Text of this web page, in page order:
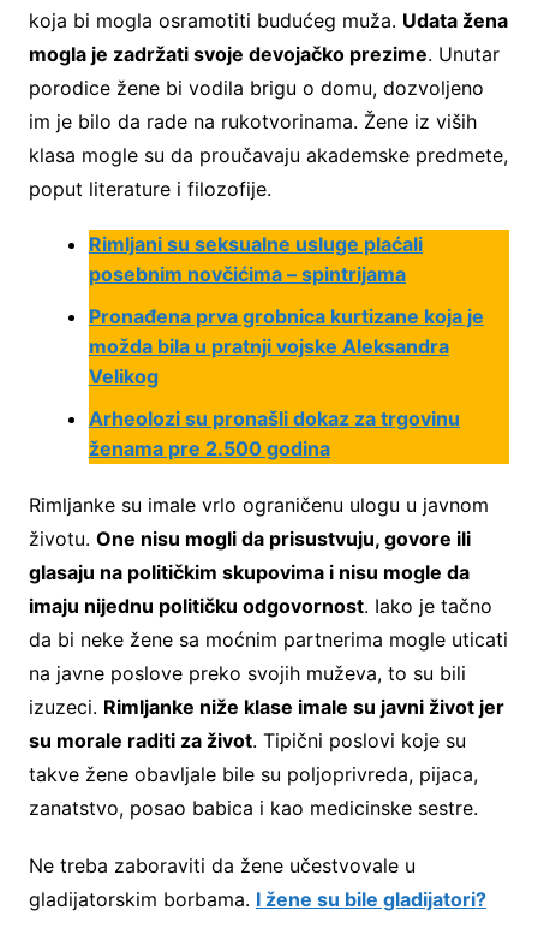
koja bi mogla osramotiti budućeg muža. Udata žena
mogla je zadržati svoje devojačko prezime. Unutar
porodice žene bi vodila brigu o domu, dozvoljeno
im je bilo da rade na rukotvorinama. Žene iz viših
klasa mogle su da proučavaju akademske predmete,
poput literature i filozofije.
Rimljani su seksualne usluge plaćali
posebnim novčićima – spintrijama
Pronađena prva grobnica kurtizane koja je
možda bila u pratnji vojske Aleksandra
Velikog
Arheolozi su pronašli dokaz za trgovinu
ženama pre 2.500 godina
Rimljanke su imale vrlo ograničenu ulogu u javnom
životu. One nisu mogli da prisustvuju, govore ili
glasaju na političkim skupovima i nisu mogle da
imaju nijednu političku odgovornost. Iako je tačno
da bi neke žene sa moćnim partnerima mogle uticati
na javne poslove preko svojih muževa, to su bili
izuzeci. Rimljanke niže klase imale su javni život jer
su morale raditi za život. Tipični poslovi koje su
takve žene obavljale bile su poljoprivreda, pijaca,
zanatstvo, posao babica i kao medicinske sestre.
Ne treba zaboraviti da žene učestvovale u
gladijatorskim borbama. I žene su bile gladijatori?